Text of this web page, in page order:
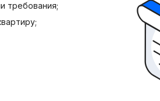
требования;